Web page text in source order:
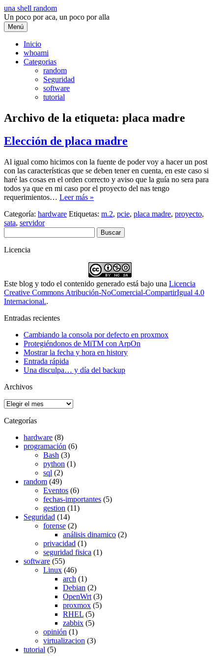
Saltar
al
contenido
una shell random
Un poco por aca, un poco por alla
Menú
Inicio
whoami
Categorias
random
Seguridad
software
tutorial
Archivo de la etiqueta: placa madre
Elección de placa madre
Al igual como hicimos con la fuente de poder voy a hacer un post
con las características que se deben tener en cuenta, en este caso si
haré las cosas en el orden correcto y aviso que la guía no sera para
todos ya que en mi caso por el proyecto del nas tengo
requerimientos… Leer más »
Categoría: hardware Etiquetas: m.2, pcie, placa madre, proyecto,
sata, servidor
Licencia
Este blog y todo el contenido generado está bajo una Licencia
Creative Commons Atribución-NoComercial-CompartirIgual 4.0
Internacional..
Entradas recientes
Cambiando la consola por defecto en proxmox
Protegiéndonos de MiTM con ArpOn
Mostrar la fecha y hora en history
Entrada rápida
Una disculpa… y día del backup
Archivos
Archivos
Categorías
hardware (8)
programación (6)
Bash (3)
python (1)
sql (2)
random (49)
Eventos (6)
fechas-importantes (5)
gestion (11)
Seguridad (14)
forense (2)
análisis dinamico (2)
privacidad (1)
seguridad fisica (1)
software (55)
Linux (46)
arch (1)
Debian (2)
OpenWrt (3)
proxmox (5)
RHEL (5)
zabbix (5)
opinión (1)
virtualizacion (3)
tutorial (5)